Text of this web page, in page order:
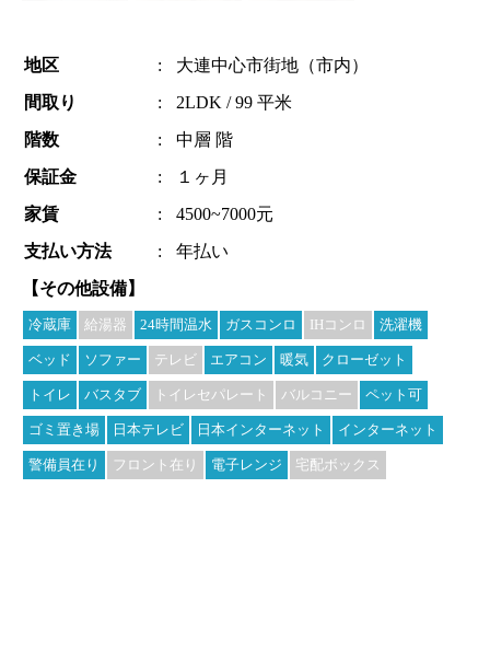
地区 :
大連中心市街地（市内）
間取り
:
2LDK / 99 平米
階数
:
中層 階
保証金
:
１ヶ月
家賃
:
4500~7000元
支払い方法
:
年払い
【その他設備】
冷蔵庫 給湯器 24時間温水 ガスコンロ IHコンロ 洗濯機
ベッド ソファー テレビ エアコン 暖気 クローゼット
トイレ バスタブ トイレセパレート バルコニー ペット可
ゴミ置き場 日本テレビ 日本インターネット インターネット
警備員在り フロント在り 電子レンジ 宅配ボックス